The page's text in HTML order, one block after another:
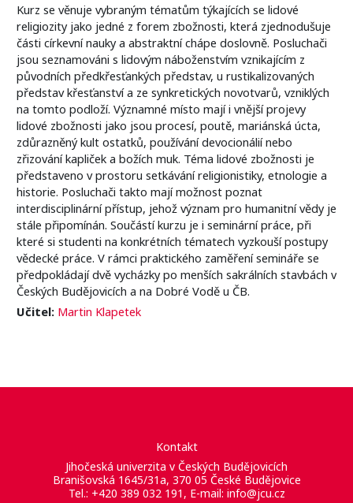
Kurz se věnuje vybraným tématům týkajících se lidové
religiozity jako jedné z forem zbožnosti, která zjednodušuje
části církevní nauky a abstraktní chápe doslovně. Posluchači
jsou seznamováni s lidovým náboženstvím vznikajícím z
původních předkřesťankých představ, u rustikalizovaných
představ křesťanství a ze synkretických novotvarů, vzniklých
na tomto podloží. Významné místo mají i vnější projevy
lidové zbožnosti jako jsou procesí, poutě, mariánská úcta,
zdůrazněný kult ostatků, používání devocionálií nebo
zřizování kapliček a božích muk. Téma lidové zbožnosti je
představeno v prostoru setkávání religionistiky, etnologie a
historie. Posluchači takto mají možnost poznat
interdisciplinární přístup, jehož význam pro humanitní vědy je
stále připomínán. Součástí kurzu je i seminární práce, při
které si studenti na konkrétních tématech vyzkouší postupy
vědecké práce. V rámci praktického zaměření semináře se
předpokládají dvě vycházky po menších sakrálních stavbách v
Českých Budějovicích a na Dobré Vodě u ČB.
Učitel: Martin Klapetek
Kontakt
Jihočeská univerzita v Českých Budějovicích
Branišovská 1645/31a, 370 05 České Budějovice
Tel.: +420 389 032 191, E-mail: info@jcu.cz